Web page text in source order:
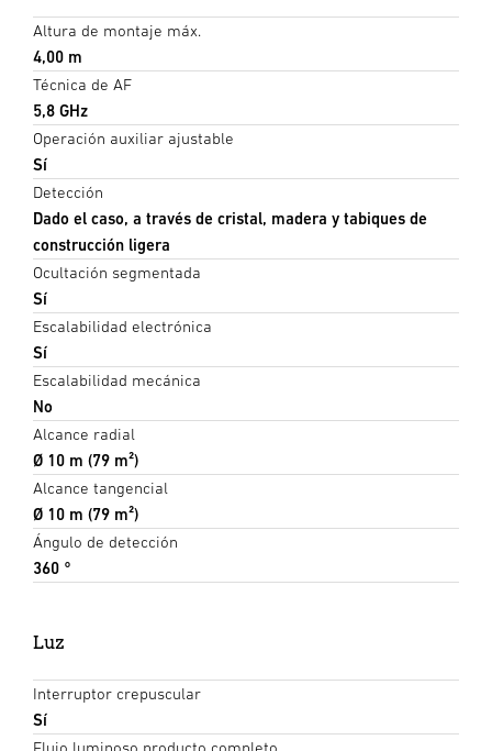
Altura de montaje máx.
4,00 m
Técnica de AF
5,8 GHz
Operación auxiliar ajustable
Sí
Detección
Dado el caso, a través de cristal, madera y tabiques de
construcción ligera
Ocultación segmentada
Sí
Escalabilidad electrónica
Sí
Escalabilidad mecánica
No
Alcance radial
Ø 10 m (79 m²)
Alcance tangencial
Ø 10 m (79 m²)
Ángulo de detección
360 °
Luz
Interruptor crepuscular
Sí
Flujo luminoso producto completo